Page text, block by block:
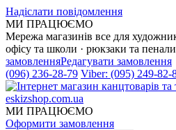
Надіслати повідомлення
МИ ПРАЦЮЄМО
Мережа магазинів все для
офісу та школи · рюкзаки та
замовленняРедагувати замовлення
(096) 236-28-79 Viber: (095) 249-82-
МИ ПРАЦЮЄМО
Оформити замовлення